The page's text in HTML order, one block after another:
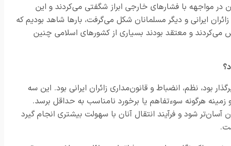
در مواجهه با فشارهای خارجی ابراز شگفتی می‌کردند و این
ایرانی و دیگر مسلمانان شکل می‌گرفت، بارها شاهد بودیم که
می‌کردند و معتقد بودند بسیاری از کشورهای اسلامی چنین
بود، نظم، انضباط و قانون‌مداری زائران ایرانی بود. این سه
هرگونه سوءتفاهم یا برخورد نامناسب به حداقل برسد.
شود و فرآیند انتقال آنان با سهولت بیشتری انجام گیرد